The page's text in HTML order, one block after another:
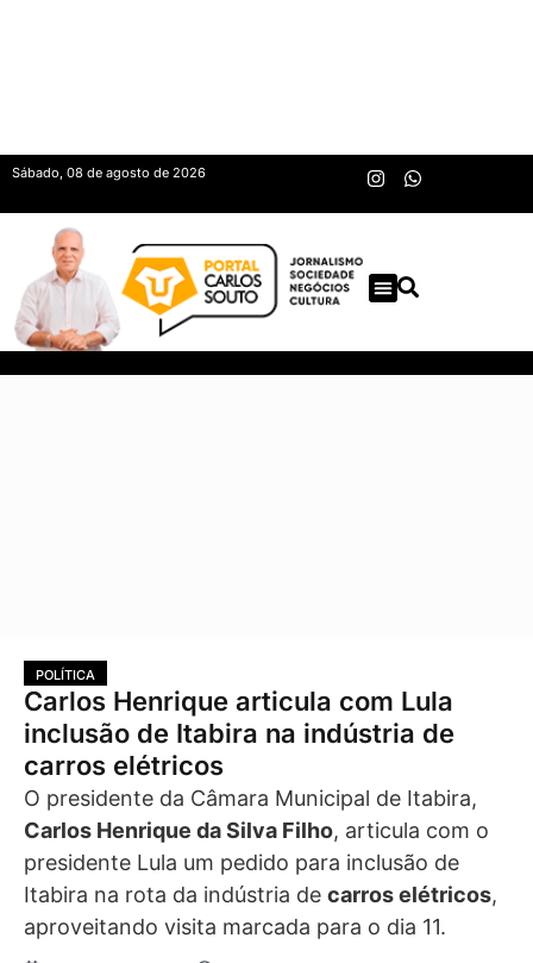
Sábado, 08 de agosto de 2026
POLÍTICA
Carlos Henrique articula com Lula
inclusão de Itabira na indústria de
carros elétricos
O presidente da Câmara Municipal de Itabira,
Carlos Henrique da Silva Filho, articula com o
presidente Lula um pedido para inclusão de
Itabira na rota da indústria de carros elétricos,
aproveitando visita marcada para o dia 11.